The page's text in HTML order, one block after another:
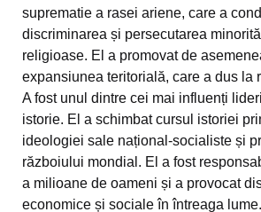
suprematie a rasei ariene, care a
discriminarea și persecutarea
religioase. El a promovat de
expansiunea teritorială, care a dus la
A fost unul dintre cei mai influenți
istorie. El a schimbat cursul istoriei
ideologiei sale național-socialiste și
războiului mondial. El a fost
a milioane de oameni și a provocat
economice și sociale în întreaga lume.